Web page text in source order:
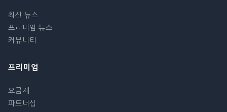
최신 뉴스
프리미엄 뉴스
커뮤니티
프리미엄
요금제
파트너십